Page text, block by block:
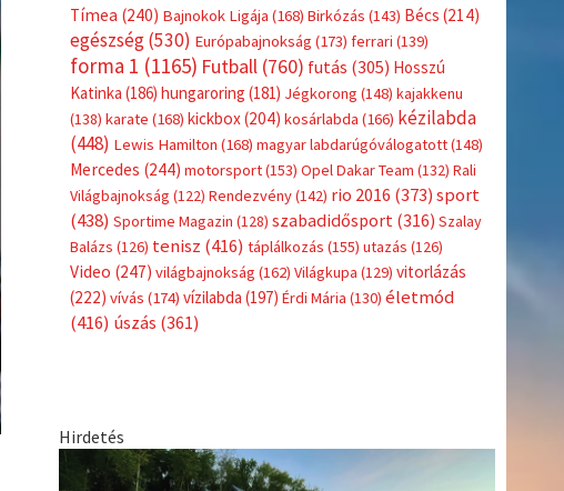
Címkék
asztalitenisz(130)atlétika (144)autosport